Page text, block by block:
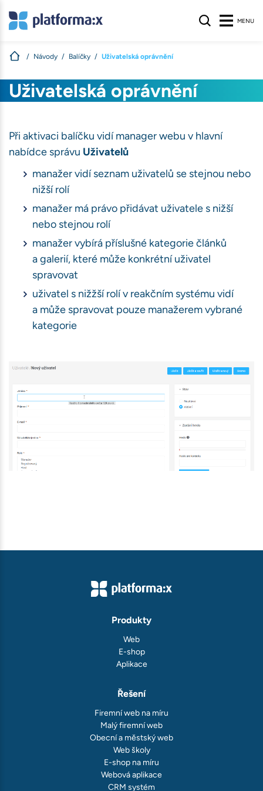
MENU
Návody Balíčky Uživatelská oprávnění
Uživatelská oprávnění
Při aktivaci balíčku vidí manager webu v hlavní
nabídce správu Uživatelů
manažer vidí seznam uživatelů se stejnou nebo
nižší rolí
manažer má právo přidávat uživatele s nižší
nebo stejnou rolí
manažer vybírá příslušné kategorie článků
a galerií, které může konkrétní uživatel
spravovat
uživatel s nižžší rolí v reakčním systému vidí
a může spravovat pouze manažerem vybrané
kategorie
Produkty
Web
E-shop
Aplikace
Řešení
Firemní web na míru
Malý firemní web
Obecní a městský web
Web školy
E-shop na míru
Webová aplikace
CRM systém
na našem
volby